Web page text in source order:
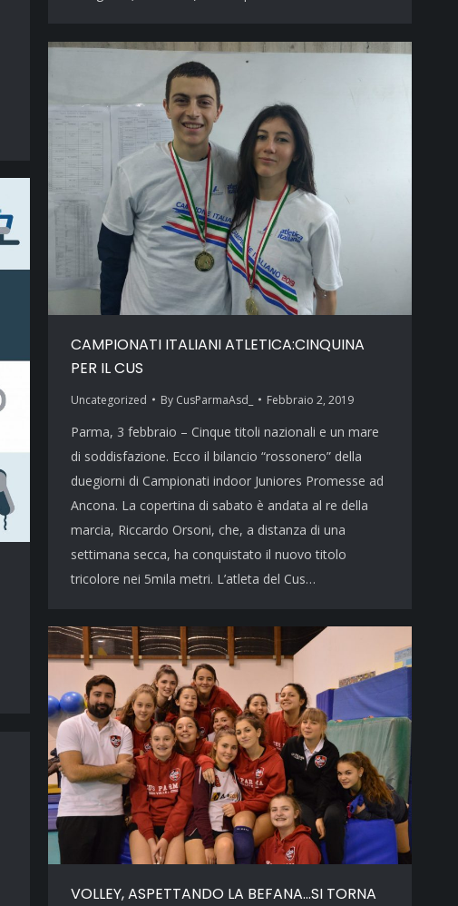
CAMPIONATI ITALIANI ATLETICA:CINQUINA
PER IL CUS
Uncategorized By CusParmaAsd_ Febbraio 2, 2019
Parma, 3 febbraio – Cinque titoli nazionali e un mare
di soddisfazione. Ecco il bilancio “rossonero” della
duegiorni di Campionati indoor Juniores Promesse ad
Ancona. La copertina di sabato è andata al re della
marcia, Riccardo Orsoni, che, a distanza di una
settimana secca, ha conquistato il nuovo titolo
tricolore nei 5mila metri. L’atleta del Cus…
VOLLEY, ASPETTANDO LA BEFANA…SI TORNA